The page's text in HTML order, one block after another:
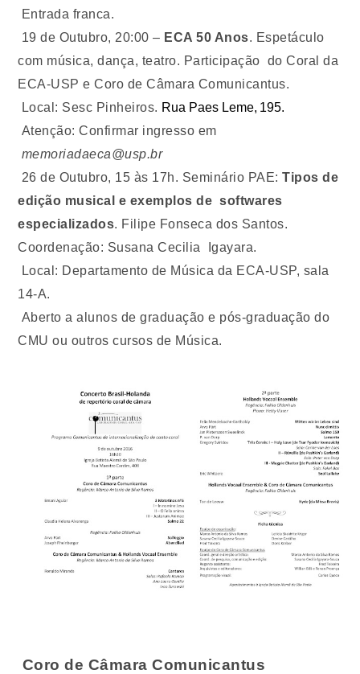
Entrada franca.
19 de Outubro, 20:00 – ECA 50 Anos. Espetáculo
com música, dança, teatro. Participação do Coral da
ECA-USP e Coro de Câmara Comunicantus.
Local: Sesc Pinheiros. Rua Paes Leme, 195.
Atenção: Confirmar ingresso em
memoriadaeca@usp.br
26 de Outubro, 15 às 17h. Seminário PAE:Tipos de
edição musical e exemplos de softwares
especializados. Filipe Fonseca dos Santos.
Coordenação: Susana Cecilia Igayara.
Local: Departamento de Música da ECA-USP, sala
14-A.
Aberto a alunos de graduação e pós-graduação do
CMU ou outros cursos de Música.
Coro de Câmara Comunicantus